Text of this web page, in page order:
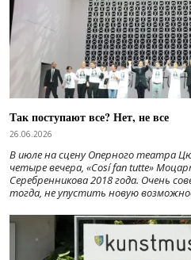
Так поступают все? Нет, не все
26.06.2026
В июле на сцену Оперного театра
четыре вечера, «Cosí fan tutte»
Серебренникова 2018 года. Очень
тогда, не упустить новую